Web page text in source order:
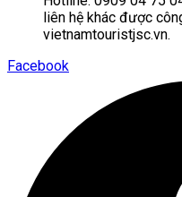
liên hệ khác được
vietnamtouristjsc.vn.
Facebook